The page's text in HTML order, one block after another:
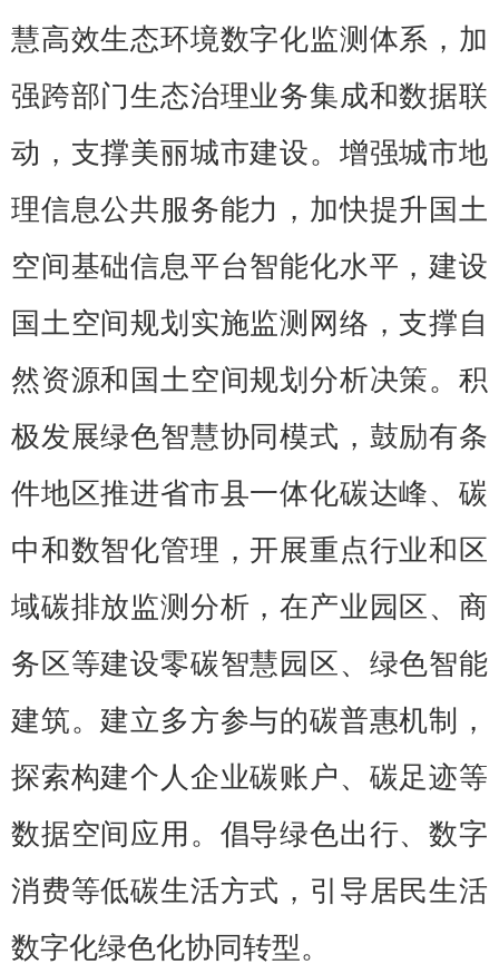
慧高效生态环境数字化监测体系，加
强跨部门生态治理业务集成和数据联
动，支撑美丽城市建设。增强城市地
理信息公共服务能力，加快提升国土
空间基础信息平台智能化水平，建设
国土空间规划实施监测网络，支撑自
然资源和国土空间规划分析决策。积
极发展绿色智慧协同模式，鼓励有条
件地区推进省市县一体化碳达峰、碳
中和数智化管理，开展重点行业和区
域碳排放监测分析，在产业园区、商
务区等建设零碳智慧园区、绿色智能
建筑。建立多方参与的碳普惠机制，
探索构建个人企业碳账户、碳足迹等
数据空间应用。倡导绿色出行、数字
消费等低碳生活方式，引导居民生活
数字化绿色化协同转型。